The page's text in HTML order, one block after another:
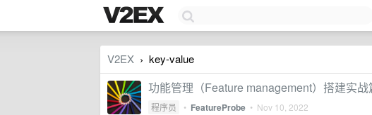
V2EX › key-value
功能管理（Feature management）搭建实战
程序员 • FeatureProbe • Nov 10, 2022